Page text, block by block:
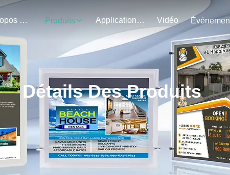
À Propos De Nous Produits Application Du Projet Vidéo
Détails Des Produits